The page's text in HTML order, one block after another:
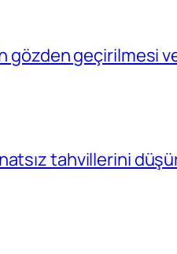
gözden geçirilmesi
tahvillerini